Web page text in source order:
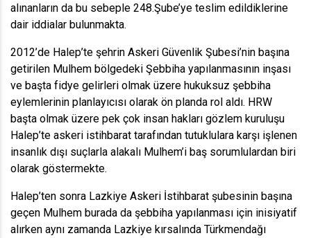
alınanların da bu sebeple 248.Şube’ye teslim edildiklerine
dair iddialar bulunmakta.
2012’de Halep’te şehrin Askeri Güvenlik Şubesi’nin başına
getirilen Mulhem bölgedeki Şebbiha yapılanmasının inşası
ve başta fidye gelirleri olmak üzere hukuksuz şebbiha
eylemlerinin planlayıcısı olarak ön planda rol aldı. HRW
başta olmak üzere pek çok insan hakları gözlem kuruluşu
Halep’te askeri istihbarat tarafından tutuklulara karşı işlenen
insanlık dışı suçlarla alakalı Mulhem’i baş sorumlulardan biri
olarak göstermekte.
Halep’ten sonra Lazkiye Askeri İstihbarat şubesinin başına
geçen Mulhem burada da şebbiha yapılanması için inisiyatif
alırken aynı zamanda Lazkiye kırsalında Türkmendağı